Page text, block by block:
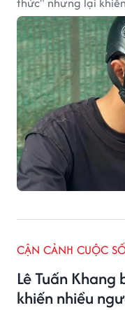
Lê Tuấn
khiến nhiều
CẬN CẢNH CUỘC